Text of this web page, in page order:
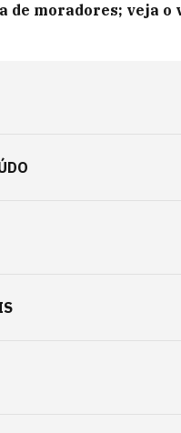
de moradores; veja o